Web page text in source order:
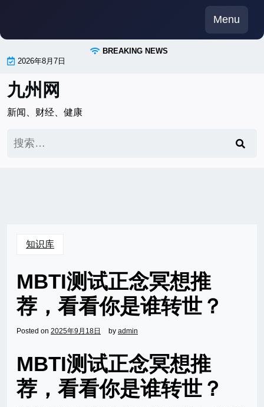
content
Menu
BREAKING NEWS
2026年8月7日
九州网
新闻、财经、健康
索：
知识库
MBTI测试正念冥想推
荐，看看你是谁转世？
Posted on 2025年9月18日 by admin
MBTI测试正念冥想推
荐，看看你是谁转世？